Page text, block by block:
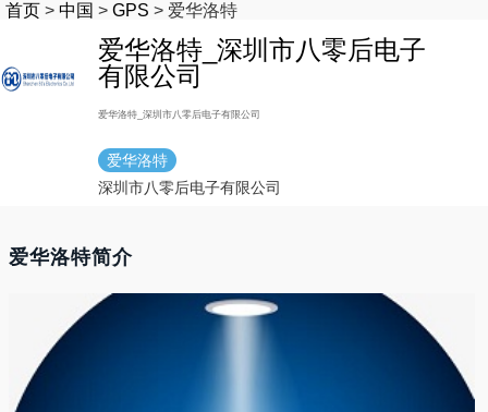
首页 > 中国 > GPS > 爱华洛特
爱华洛特_深圳市八零后电子
有限公司
爱华洛特_深圳市八零后电子有限公司
爱华洛特
深圳市八零后电子有限公司
爱华洛特简介